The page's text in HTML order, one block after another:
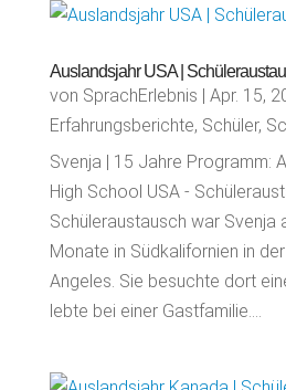
Auslandsjahr USA |
von SprachErlebnis | Apr. 15,
Erfahrungsberichte, Schüler,
Svenja | 15 Jahre Programm:
High School USA -
Schüleraustausch war Svenja
Monate in Südkalifornien in
Angeles. Sie besuchte dort
lebte bei einer Gastfamilie....